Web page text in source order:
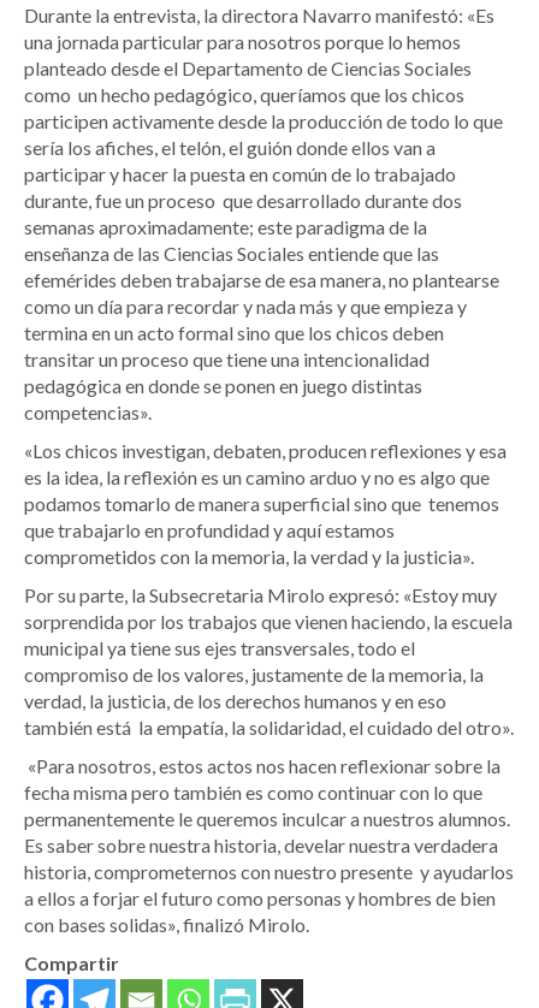
Durante la entrevista, la directora Navarro manifestó: «Es
una jornada particular para nosotros porque lo hemos
planteado desde el Departamento de Ciencias Sociales
como un hecho pedagógico, queríamos que los chicos
participen activamente desde la producción de todo lo que
sería los afiches, el telón, el guión donde ellos van a
participar y hacer la puesta en común de lo trabajado
durante, fue un proceso que desarrollado durante dos
semanas aproximadamente; este paradigma de la
enseñanza de las Ciencias Sociales entiende que las
efemérides deben trabajarse de esa manera, no plantearse
como un día para recordar y nada más y que empieza y
termina en un acto formal sino que los chicos deben
transitar un proceso que tiene una intencionalidad
pedagógica en donde se ponen en juego distintas
competencias».
«Los chicos investigan, debaten, producen reflexiones y esa
es la idea, la reflexión es un camino arduo y no es algo que
podamos tomarlo de manera superficial sino que tenemos
que trabajarlo en profundidad y aquí estamos
comprometidos con la memoria, la verdad y la justicia».
Por su parte, la Subsecretaria Mirolo expresó: «Estoy muy
sorprendida por los trabajos que vienen haciendo, la escuela
municipal ya tiene sus ejes transversales, todo el
compromiso de los valores, justamente de la memoria, la
verdad, la justicia, de los derechos humanos y en eso
también está la empatía, la solidaridad, el cuidado del otro».
«Para nosotros, estos actos nos hacen reflexionar sobre la
fecha misma pero también es como continuar con lo que
permanentemente le queremos inculcar a nuestros alumnos.
Es saber sobre nuestra historia, develar nuestra verdadera
historia, comprometernos con nuestro presente y ayudarlos
a ellos a forjar el futuro como personas y hombres de bien
con bases solidas», finalizó Mirolo.
Compartir